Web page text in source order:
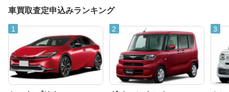
車買取査定申込みランキング